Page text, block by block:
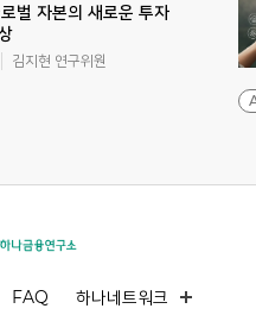
벌 자본의 새로운 투자
김지현 연구위원
FAQ 하나네트워크